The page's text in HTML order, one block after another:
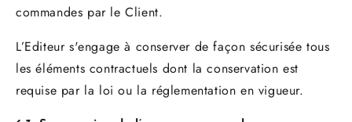
commandes par le Client.
L’Editeur s'engage à conserver de façon sécurisée tous
les éléments contractuels dont la conservation est
requise par la loi ou la réglementation en vigueur.